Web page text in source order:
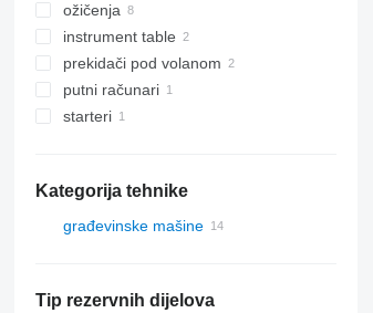
ožičenja
instrument table
prekidači pod volanom
putni računari
starteri
Kategorija tehnike
građevinske mašine
Tip rezervnih dijelova